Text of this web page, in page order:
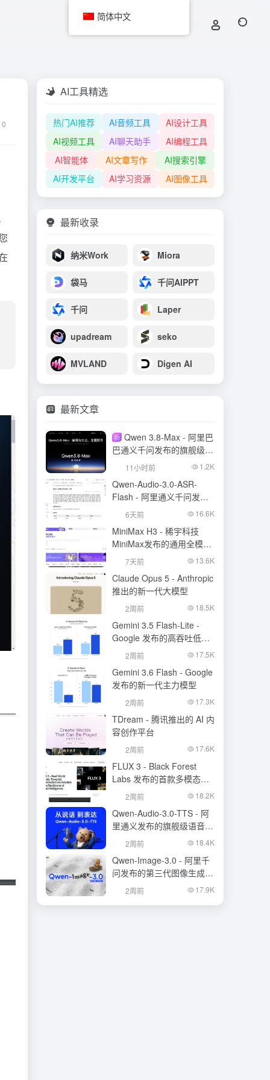
0
AI工具精选
热门AI推荐 AI音频工具
AI设计工具
AI视频工具
AI聊天助手
AI编程工具
AI智能体
AI文章写作
AI搜索引擎
AI开发平台
AI学习资源 AI图像工具
最新收录
纳米Work Miora
袋马 千问AIPPT
千问 Laper
upadream seko
MVLAND Digen AI
最新文章
新 Qwen 3.8-Max - 阿里巴
巴通义千问发布的旗舰级大
模型11小时前 1.2K
Qwen-Audio-3.0-ASR-
Flash - 阿里通义千问发布
的语音识别大模型
6天前 16.6K
MiniMax H3 - 稀宇科技
MiniMax发布的通用全模态
生成模型
7天前 13.6K
Claude Opus 5 - Anthropic
推出的新一代大模型
2周前 18.5K
Gemini 3.5 Flash-Lite -
Google 发布的高吞吐低成
本模型
2周前 17.5K
Gemini 3.6 Flash - Google
发布的新一代主力模型
2周前 17.3K
TDream - 腾讯推出的 AI 内
容创作平台
2周前 17.6K
FLUX 3 - Black Forest
Labs 发布的首款多模态基
础模型
2周前 18.2K
Qwen-Audio-3.0-TTS - 阿
里通义发布的旗舰级语音合
成大模型
2周前 18.4K
Qwen-Image-3.0 - 阿里千
问发布的第三代图像生成基
础模型
2周前 17.9K
简体中文